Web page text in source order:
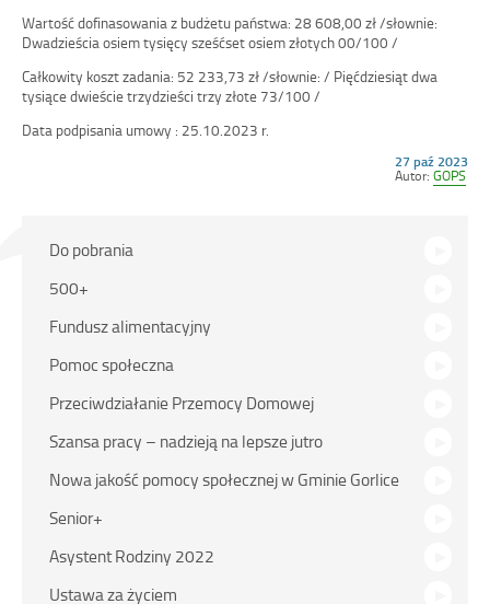
Wartość dofinasowania z budżetu państwa: 28 608,00 zł /słownie:
Dwadzieścia osiem tysięcy sześćset osiem złotych 00/100 /
Całkowity koszt zadania: 52 233,73 zł /słownie: / Pięćdziesiąt dwa
tysiące dwieście trzydzieści trzy złote 73/100 /
Data podpisania umowy : 25.10.2023 r.
Opublikowano
w
27 paź 2023
Autor: GOPS
skróty
Do pobrania
500+
Fundusz alimentacyjny
Pomoc społeczna
Przeciwdziałanie Przemocy Domowej
Szansa pracy – nadzieją na lepsze jutro
Nowa jakość pomocy społecznej w Gminie Gorlice
Senior+
Asystent Rodziny 2022
Ustawa za życiem